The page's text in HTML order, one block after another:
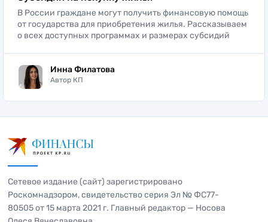
В России граждане могут получить финансовую помощь
от государства для приобретения жилья. Рассказываем
о всех доступных программах и размерах субсидий
Инна Филатова
Автор КП
Сетевое издание (сайт) зарегистрировано
Роскомнадзором, свидетельство серия Эл № ФС77-
80505 от 15 марта 2021 г. Главный редактор — Носова